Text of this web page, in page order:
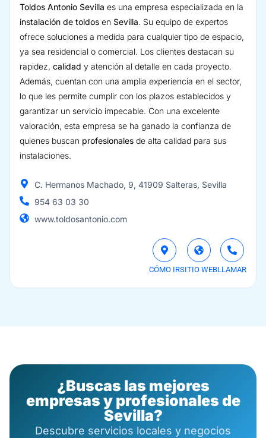
Toldos Antonio Sevilla es una empresa especializada en la
instalación de toldos en Sevilla. Su equipo de expertos
ofrece soluciones a medida para cualquier tipo de espacio,
ya sea residencial o comercial. Los clientes destacan su
rapidez, calidad y atención al detalle en cada proyecto.
Además, cuentan con una amplia experiencia en el sector,
lo que les permite cumplir con los plazos establecidos y
garantizar un servicio impecable. Con una excelente
valoración, esta empresa se ha ganado la confianza de
quienes buscan profesionales de alta calidad para sus
instalaciones.
C. Hermanos Machado, 9, 41909 Salteras, Sevilla
954 63 03 30
www.toldosantonio.com
CÓMO IRSITIO WEBLLAMAR
¿Buscas las mejores
empresas y profesionales de
Sevilla?
Descubre servicios locales y negocios